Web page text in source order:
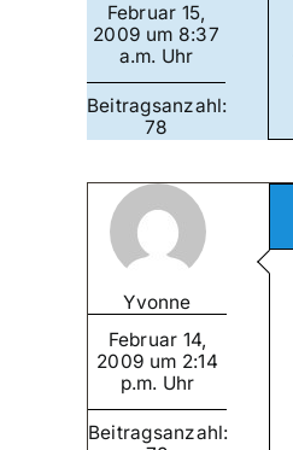
Februar 15,
2009 um 8:37
a.m. Uhr
Beitragsanzahl:
78
Yvonne
Februar 14,
2009 um 2:14
p.m. Uhr
Beitragsanzahl: